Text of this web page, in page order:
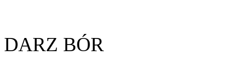
DARZ BÓR